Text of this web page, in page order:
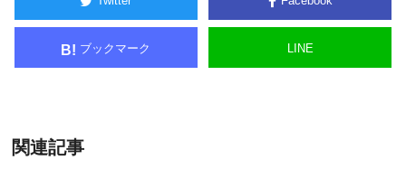
B! ブックマーク LINE
関連記事